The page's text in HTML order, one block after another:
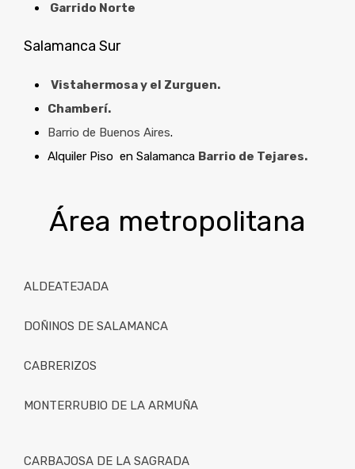
Garrido Norte
Salamanca Sur
Vistahermosa y el Zurguen.
Chamberí.
Barrio de Buenos Aires.
Alquiler Piso en Salamanca Barrio de Tejares.
Área metropolitana
ALDEATEJADA
DOÑINOS DE SALAMANCA
CABRERIZOS
MONTERRUBIO DE LA ARMUÑA
CARBAJOSA DE LA SAGRADA